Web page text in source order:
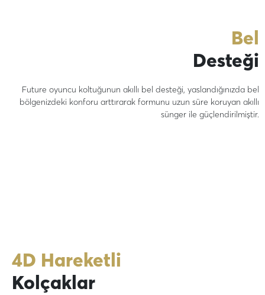
Bel
Desteği
Future oyuncu koltuğunun akıllı bel desteği, yaslandığınızda bel
bölgenizdeki konforu arttırarak formunu uzun süre koruyan akıllı
sünger ile güçlendirilmiştir.
4D Hareketli
Kolçaklar